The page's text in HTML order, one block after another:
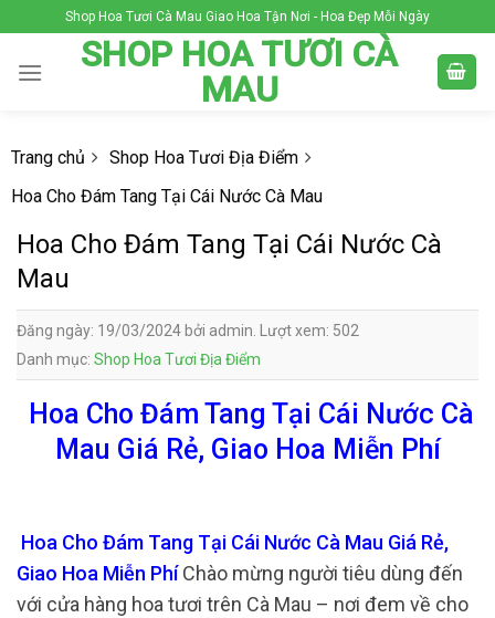
to
content
Shop Hoa Tươi Cà Mau Giao Hoa Tận Nơi - Hoa Đẹp Mỗi Ngày
SHOP HOA TƯƠI CÀ
MAU
Trang chủ
Shop Hoa Tươi Địa Điểm
Hoa Cho Đám Tang Tại Cái Nước Cà Mau
Hoa Cho Đám Tang Tại Cái Nước Cà
Mau
Đăng ngày: 19/03/2024 bởi admin. Lượt xem: 502
Danh mục: Shop Hoa Tươi Địa Điểm
Hoa Cho Đám Tang Tại Cái Nước Cà
Mau Giá Rẻ, Giao Hoa Miễn Phí
Hoa Cho Đám Tang Tại Cái Nước Cà Mau Giá Rẻ,
Giao Hoa Miễn PhíChào mừng người tiêu dùng đến
với cửa hàng hoa tươi trên Cà Mau – nơi đem về cho